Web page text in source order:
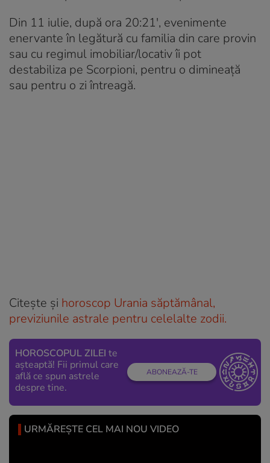
Din 11 iulie, după ora 20:21′, evenimente
enervante în legătură cu familia din care provin
sau cu regimul imobiliar/locativ îi pot
destabiliza pe Scorpioni, pentru o dimineață
sau pentru o zi întreagă.
Citește și horoscop Urania săptămânal,
previziunile astrale pentru celelalte zodii.
HOROSCOPUL ZILEI te
așteaptă! Fii primul care
află ce spun astrele
despre tine.
ABONEAZĂ-TE
URMĂREȘTE CEL MAI NOU VIDEO